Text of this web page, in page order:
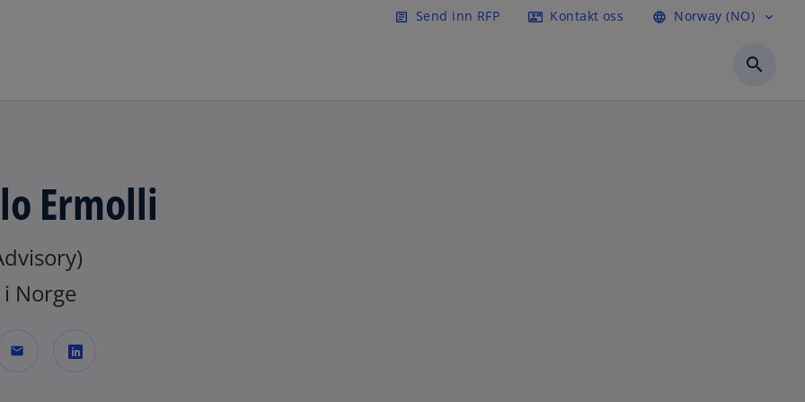
article Send inn RFP contact_mail Kontakt oss language Norway (NO) expand_more
search
Ermolli
i Norge
mail